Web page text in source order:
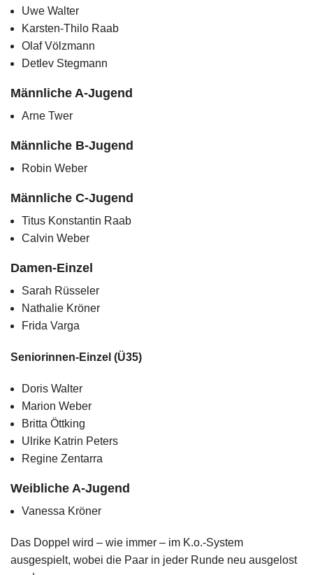
Uwe Walter
Karsten-Thilo Raab
Olaf Völzmann
Detlev Stegmann
Männliche A-Jugend
Arne Twer
Männliche B-Jugend
Robin Weber
Männliche C-Jugend
Titus Konstantin Raab
Calvin Weber
Damen-Einzel
Sarah Rüsseler
Nathalie Kröner
Frida Varga
Seniorinnen-Einzel (Ü35)
Doris Walter
Marion Weber
Britta Öttking
Ulrike Katrin Peters
Regine Zentarra
Weibliche A-Jugend
Vanessa Kröner
Das Doppel wird – wie immer – im K.o.-System
ausgespielt, wobei die Paar in jeder Runde neu ausgelost